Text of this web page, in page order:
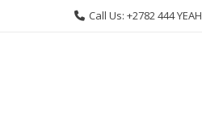
Call Us: +2782 444 YEAH